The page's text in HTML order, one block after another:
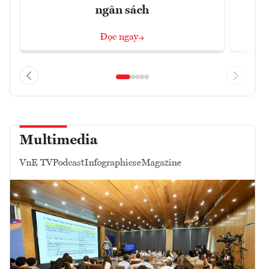
ngân sách
Đọc ngay
Multimedia
VnE TVPodcastInfographicseMagazine